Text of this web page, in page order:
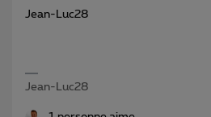
Jean-Luc28
Jean-Luc28